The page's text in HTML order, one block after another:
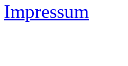
Impressum